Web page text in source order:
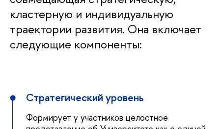
кластерную и индивидуальную
траектории развития. Она включает
следующие компоненты:
Стратегический уровень
Формирует у участников целостное